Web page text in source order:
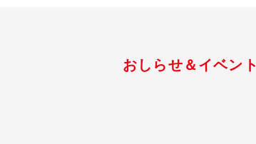
おしらせ＆イベント